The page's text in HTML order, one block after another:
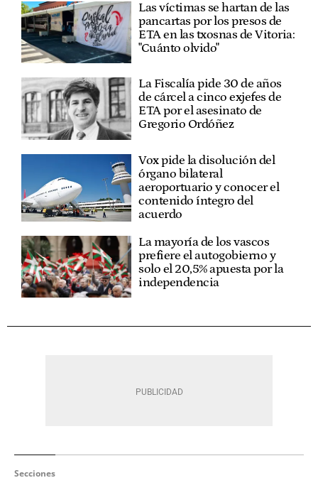
Las víctimas se hartan de las
pancartas por los presos de
ETA en las txosnas de Vitoria:
"Cuánto olvido"
La Fiscalía pide 30 de años
de cárcel a cinco exjefes de
ETA por el asesinato de
Gregorio Ordóñez
Vox pide la disolución del
órgano bilateral
aeroportuario y conocer el
contenido íntegro del
acuerdo
La mayoría de los vascos
prefiere el autogobierno y
solo el 20,5% apuesta por la
independencia
Secciones